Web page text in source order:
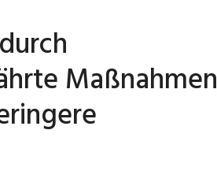
Maßnahmen